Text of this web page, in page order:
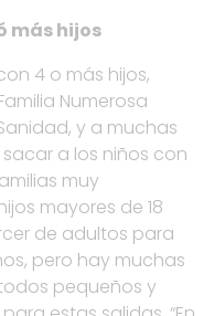
más hijos
4 o más hijos,
Numerosa
y a muchas
a los niños con
muy
mayores de 18
de adultos para
pero hay muchas
pequeños y